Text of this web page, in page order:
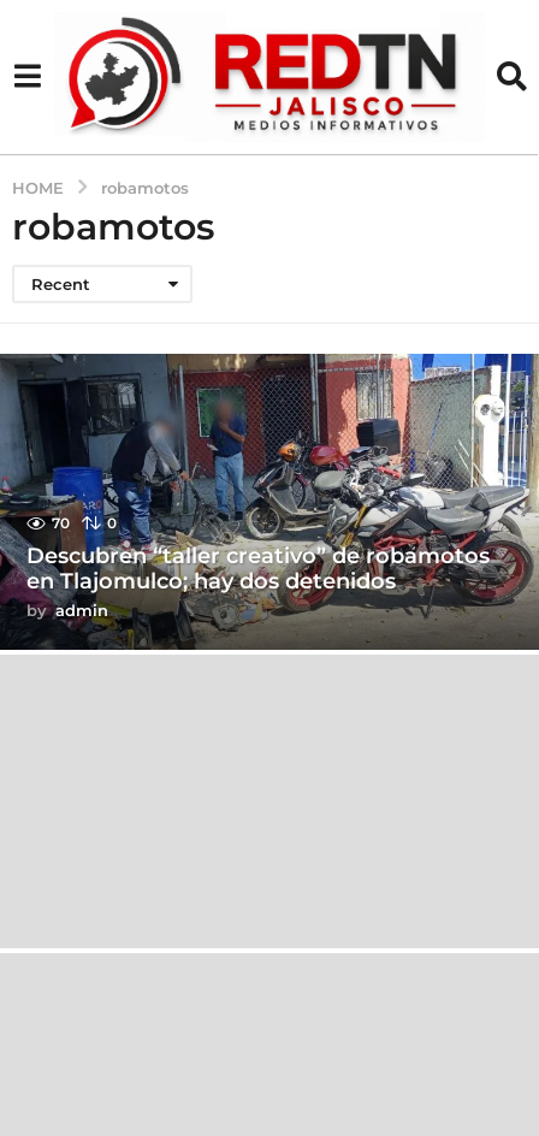
HOME robamotos
robamotos
Recent
70 0
Descubren “taller creativo” de robamotos
en Tlajomulco; hay dos detenidos
by admin